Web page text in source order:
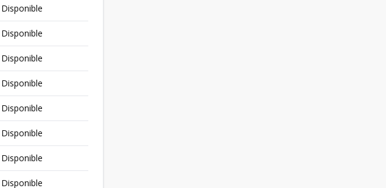
Disponible
Disponible
Disponible
Disponible
Disponible
Disponible
Disponible
Disponible